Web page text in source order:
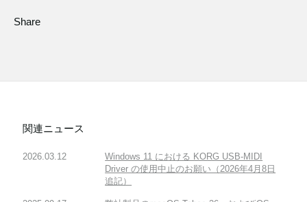
Share
関連ニュース
2026.03.12
Windows 11 における KORG USB-MIDI
Driver の使用中止のお願い（2026年4月8日
追記）